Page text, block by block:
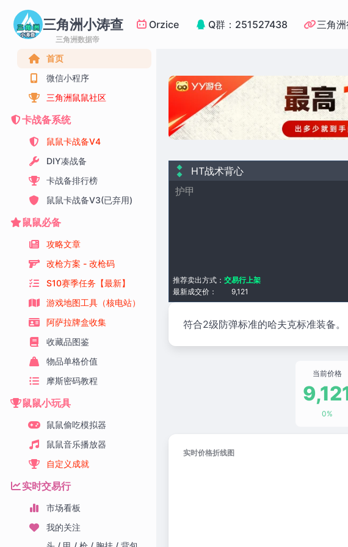
三角洲小涛查
三角洲数据帝
Orzice Q群：251527438 三角
首页
微信小程序
三角洲鼠鼠社区
卡战备系统
鼠鼠卡战备V4
DIY凑战备
卡战备排行榜
鼠鼠卡战备V3(已弃用)
鼠鼠必备
攻略文章
改枪方案 - 改枪码
S10赛季任务【最新】
游戏地图工具（核电站）
阿萨拉牌盒收集
收藏品图鉴
物品单格价值
摩斯密码教程
鼠鼠小玩具
鼠鼠偷吃模拟器
鼠鼠音乐播放器
自定义成就
实时交易行
市场看板
我的关注
HT战术背心
护甲
最新成交价： 9,121
推荐卖出方式： 交易行上架
符合2级防弹标准的哈夫克标准装备。
当前价格
0%
实时价格折线图